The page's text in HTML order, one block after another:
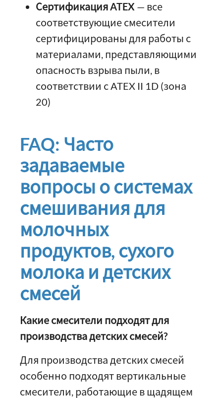
Сертификация ATEX — все
соответствующие смесители
сертифицированы для работы с
материалами, представляющими
опасность взрыва пыли, в
соответствии с ATEX II 1D (зона
20)
FAQ: Часто
задаваемые
вопросы о системах
смешивания для
молочных
продуктов, сухого
молока и детских
смесей
Какие смесители подходят для
производства детских смесей?
Для производства детских смесей
особенно подходят вертикальные
смесители, работающие в щадящем